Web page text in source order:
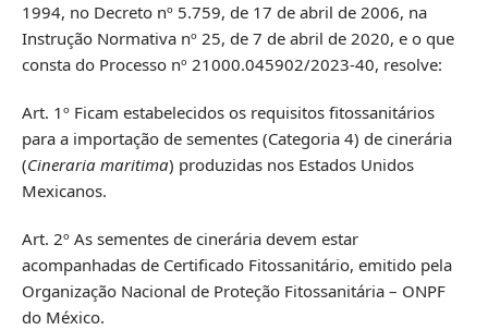
1994, no Decreto nº 5.759, de 17 de abril de 2006, na
Instrução Normativa nº 25, de 7 de abril de 2020, e o que
consta do Processo nº 21000.045902/2023-40, resolve:
Art. 1º Ficam estabelecidos os requisitos fitossanitários
para a importação de sementes (Categoria 4) de cinerária
(Cineraria maritima) produzidas nos Estados Unidos
Mexicanos.
Art. 2º As sementes de cinerária devem estar
acompanhadas de Certificado Fitossanitário, emitido pela
Organização Nacional de Proteção Fitossanitária – ONPF
do México.